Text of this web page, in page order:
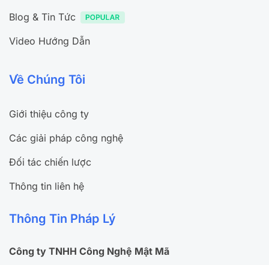
Blog & Tin Tức
Video Hướng Dẫn
Về Chúng Tôi
Giới thiệu công ty
Các giải pháp công nghệ
Đối tác chiến lược
Thông tin liên hệ
Thông Tin Pháp Lý
Công ty TNHH Công Nghệ Mật Mã